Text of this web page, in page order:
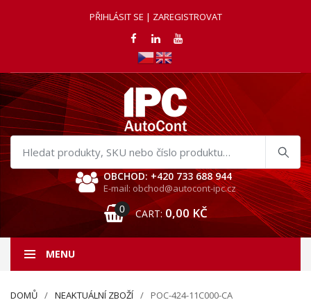
PŘIHLÁSIT SE | ZAREGISTROVAT
Hledat
produkty
OBCHOD: +420 733 688 944
E-mail: obchod@autocont-ipc.cz
0 CART: 0,00 KČ
MENU
DOMŮ NEAKTUÁLNÍ ZBOŽÍ POC-424-11C000-CA